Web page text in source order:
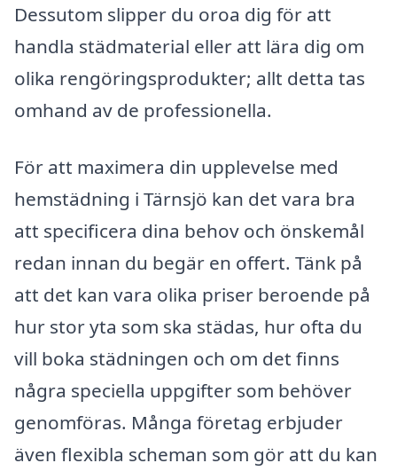
Dessutom slipper du oroa dig för att
handla städmaterial eller att lära dig om
olika rengöringsprodukter; allt detta tas
omhand av de professionella.
För att maximera din upplevelse med
hemstädning i Tärnsjö kan det vara bra
att specificera dina behov och önskemål
redan innan du begär en offert. Tänk på
att det kan vara olika priser beroende på
hur stor yta som ska städas, hur ofta du
vill boka städningen och om det finns
några speciella uppgifter som behöver
genomföras. Många företag erbjuder
även flexibla scheman som gör att du kan